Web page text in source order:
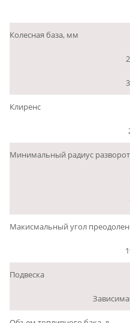
Колесная база, мм
Клиренс
Минимальный радиус
Макисмальный угол
Подвеска